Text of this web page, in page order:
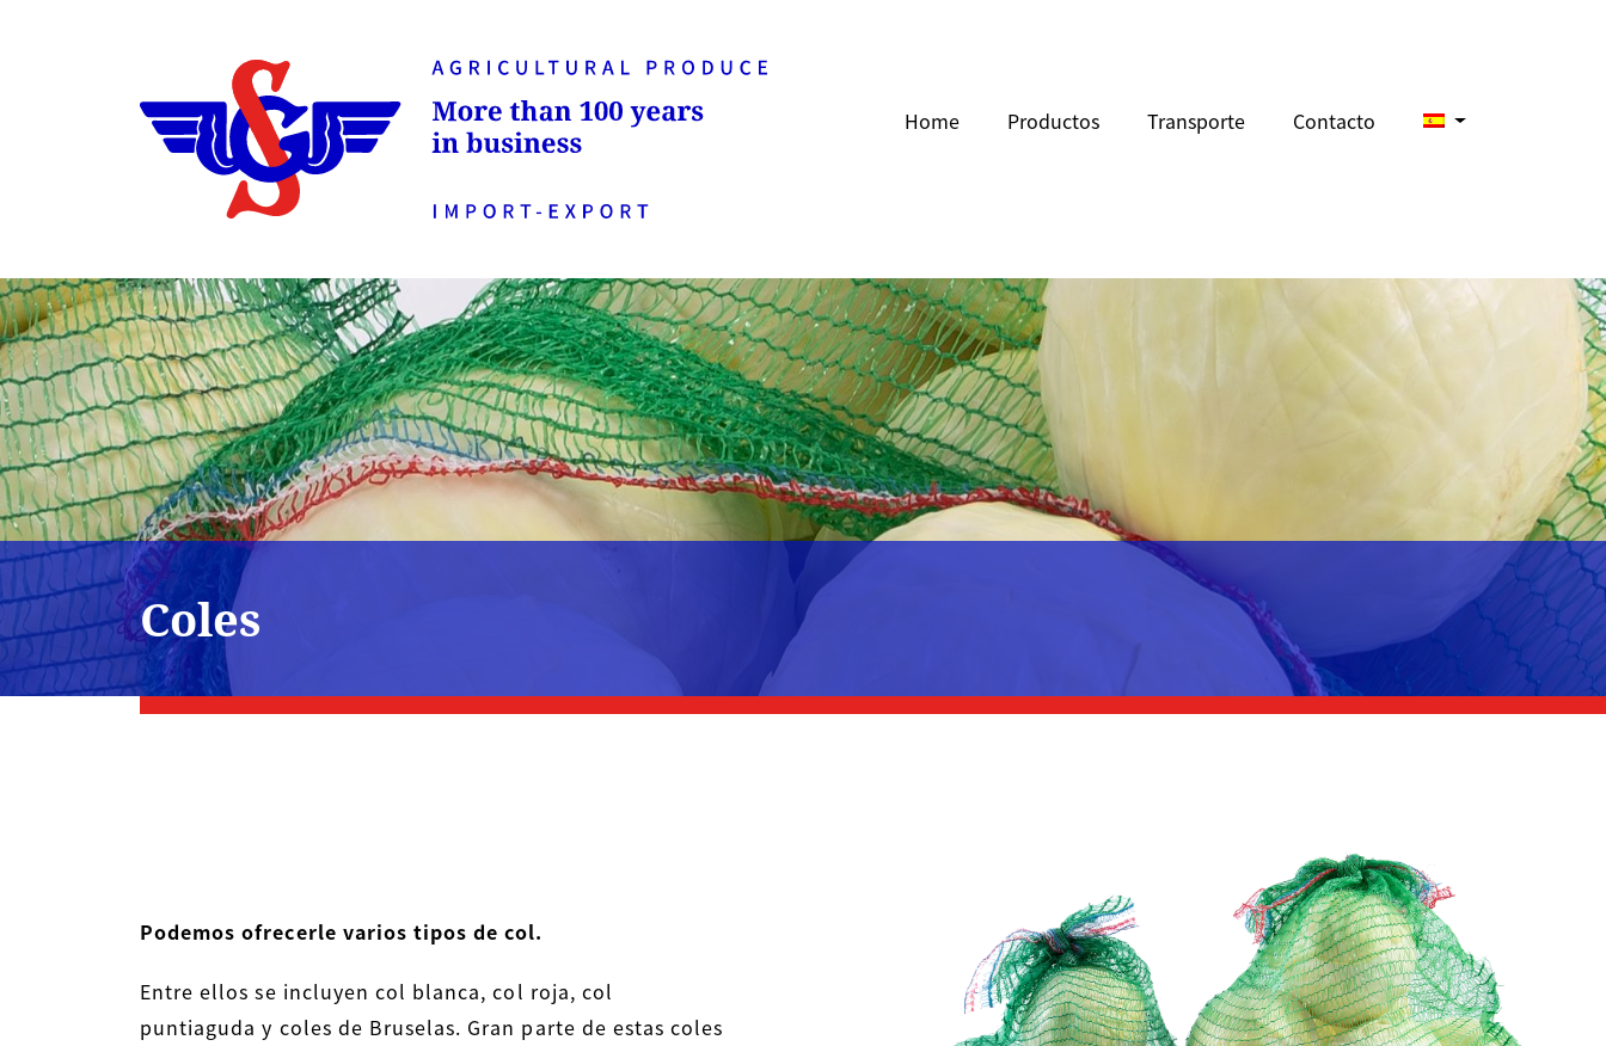
Home Productos Transporte Contacto
Coles
Podemos ofrecerle varios tipos de col.
Entre ellos se incluyen col blanca, col roja, col
puntiaguda y coles de Bruselas. Gran parte de estas coles